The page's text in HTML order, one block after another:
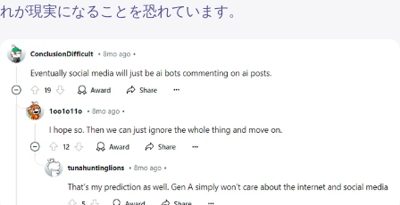
れが現実になることを恐れています。